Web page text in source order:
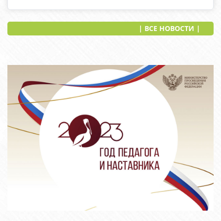
| ВСЕ НОВОСТИ |